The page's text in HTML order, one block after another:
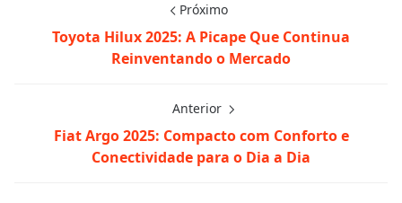
Próximo
Toyota Hilux 2025: A Picape Que Continua
Reinventando o Mercado
Anterior
Fiat Argo 2025: Compacto com Conforto e
Conectividade para o Dia a Dia